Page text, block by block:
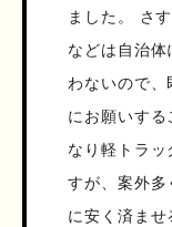
ました。 さ
などは自治体
わないので
にお願いする
なり軽トラ
すが、案外多
に安く済ませ